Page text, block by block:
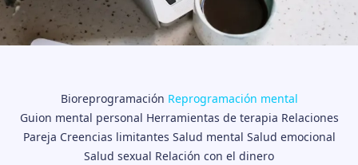
Bioreprogramación Reprogramación mental
Guion mental personal Herramientas de terapia Relaciones
Pareja Creencias limitantes Salud mental Salud emocional
Salud sexual Relación con el dinero